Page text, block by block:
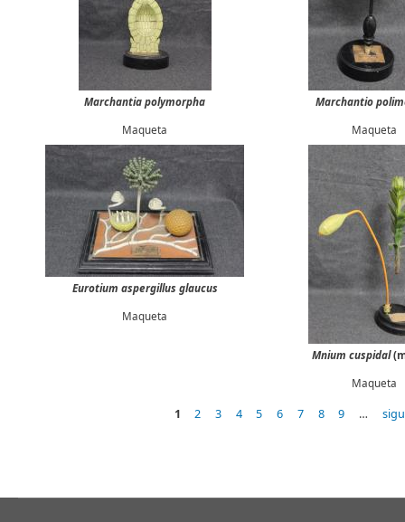
Marchantia polymorpha
Maqueta
Marchantio
Maqueta
Eurotium aspergillus glaucus
Maqueta
Mnium cuspidal
Maqueta
1 2 3 4 5 6 7 8 9 …